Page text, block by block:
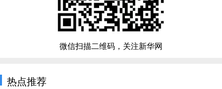
微信扫描二维码，关注新华网
热点推荐